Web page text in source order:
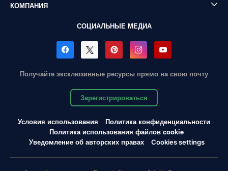
КОМПАНИЯ
СОЦИАЛЬНЫЕ МЕДИА
Получайте эксклюзивные ресурсы прямо на свою почту
Зарегистрироваться
Условия использования
Политика конфиденциальности
Политика использования файлов cookie
Уведомление об авторских правах
Cookies settings